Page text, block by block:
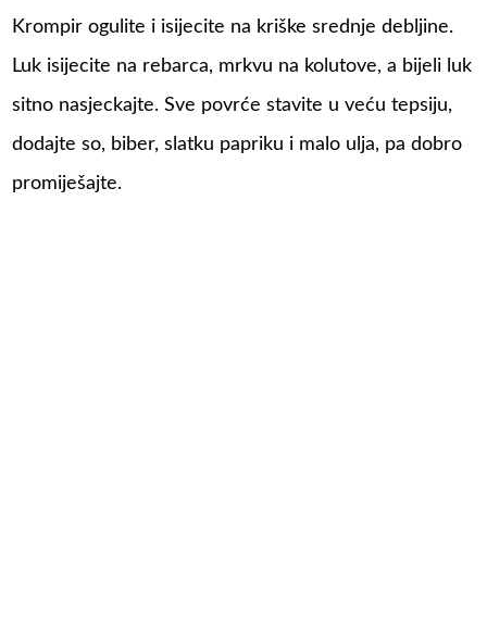
Krompir ogulite i isijecite na kriške srednje debljine.
Luk isijecite na rebarca, mrkvu na kolutove, a bijeli luk
sitno nasjeckajte. Sve povrće stavite u veću tepsiju,
dodajte so, biber, slatku papriku i malo ulja, pa dobro
promiješajte.